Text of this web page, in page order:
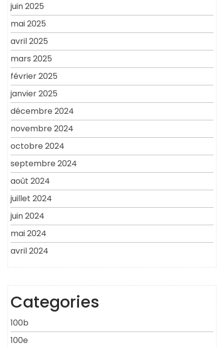
juin 2025
mai 2025
avril 2025
mars 2025
février 2025
janvier 2025
décembre 2024
novembre 2024
octobre 2024
septembre 2024
août 2024
juillet 2024
juin 2024
mai 2024
avril 2024
Categories
100b
100e